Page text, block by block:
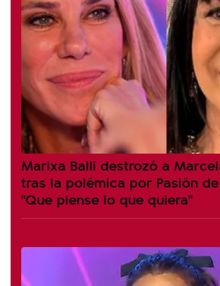
Marixa Balli destrozó a
tras la polémica por Pasión
"Que piense lo que quiera"